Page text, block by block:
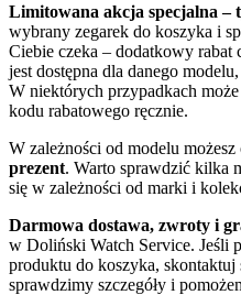
Limitowana akcja specjalna –
wybrany zegarek do koszyka i
Ciebie czeka – dodatkowy rabat
jest dostępna dla danego
W niektórych przypadkach
kodu rabatowego ręcznie.
W zależności od modelu możesz
prezent. Warto sprawdzić kilka
się w zależności od marki i
Darmowa dostawa, zwroty i
w Doliński Watch Service. Jeśli
produktu do koszyka, skontaktuj
sprawdzimy szczegóły i